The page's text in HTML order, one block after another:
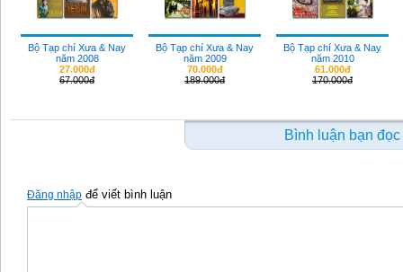
Bộ Tạp chí Xưa & Nay
năm 2008
27.000đ
67.000đ
Bộ Tạp chí Xưa & Nay
năm 2009
70.000đ
189.000đ
Bộ Tạp chí Xưa & Nay
năm 2010
61.000đ
170.000đ
Bình luận bạn đọc
Đăng nhập để viết bình luận